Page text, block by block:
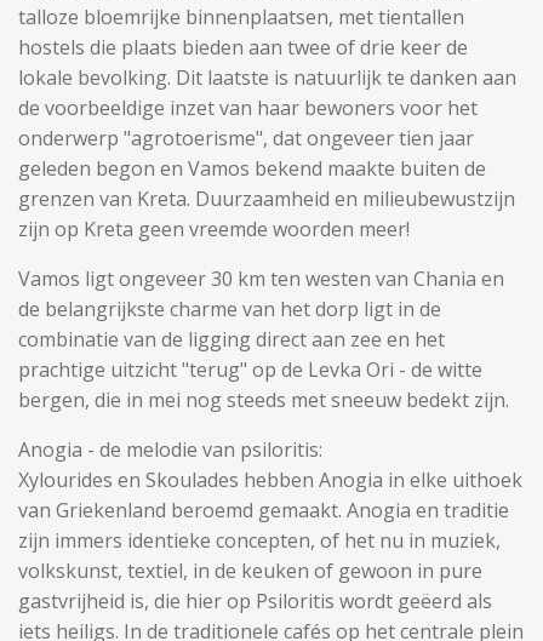
talloze bloemrijke binnenplaatsen, met tientallen
hostels die plaats bieden aan twee of drie keer de
lokale bevolking. Dit laatste is natuurlijk te danken aan
de voorbeeldige inzet van haar bewoners voor het
onderwerp "agrotoerisme", dat ongeveer tien jaar
geleden begon en Vamos bekend maakte buiten de
grenzen van Kreta. Duurzaamheid en milieubewustzijn
zijn op Kreta geen vreemde woorden meer!
Vamos ligt ongeveer 30 km ten westen van Chania en
de belangrijkste charme van het dorp ligt in de
combinatie van de ligging direct aan zee en het
prachtige uitzicht "terug" op de Levka Ori - de witte
bergen, die in mei nog steeds met sneeuw bedekt zijn.
Anogia - de melodie van psiloritis:
Xylourides en Skoulades hebben Anogia in elke uithoek
van Griekenland beroemd gemaakt. Anogia en traditie
zijn immers identieke concepten, of het nu in muziek,
volkskunst, textiel, in de keuken of gewoon in pure
gastvrijheid is, die hier op Psiloritis wordt geëerd als
iets heiligs. In de traditionele cafés op het centrale plein